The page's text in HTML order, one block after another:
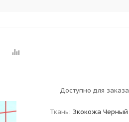
Доступно для заказа
Ткань: Экокожа Черный